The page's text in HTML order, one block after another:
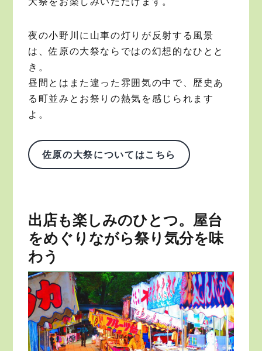
夜の小野川に山車の灯りが反射する風景
は、佐原の大祭ならではの幻想的なひとと
き。
昼間とはまた違った雰囲気の中で、歴史あ
る町並みとお祭りの熱気を感じられます
よ。
佐原の大祭についてはこちら
出店も楽しみのひとつ。屋台
をめぐりながら祭り気分を味
わう